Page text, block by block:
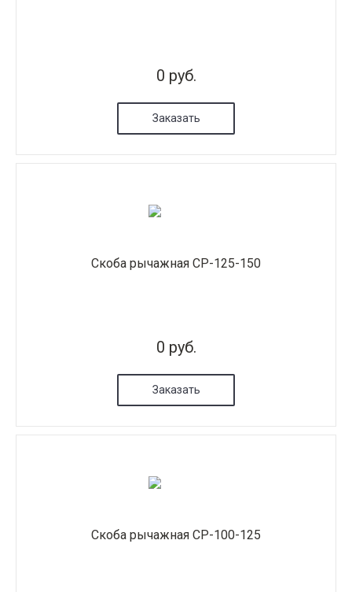
0 руб.
Заказать
Скоба рычажная СР-125-150
0 руб.
Заказать
Скоба рычажная СР-100-125